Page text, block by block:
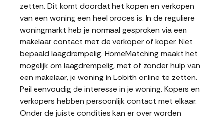
zetten. Dit komt doordat het kopen en verkopen
van een woning een heel proces is. In de reguliere
woningmarkt heb je normaal gesproken via een
makelaar contact met de verkoper of koper. Niet
bepaald laagdrempelig. HomeMatching maakt het
mogelijk om laagdrempelig, met of zonder hulp van
een makelaar, je woning in Lobith online te zetten.
Peil eenvoudig de interesse in je woning. Kopers en
verkopers hebben persoonlijk contact met elkaar.
Onder de juiste condities kan er over worden